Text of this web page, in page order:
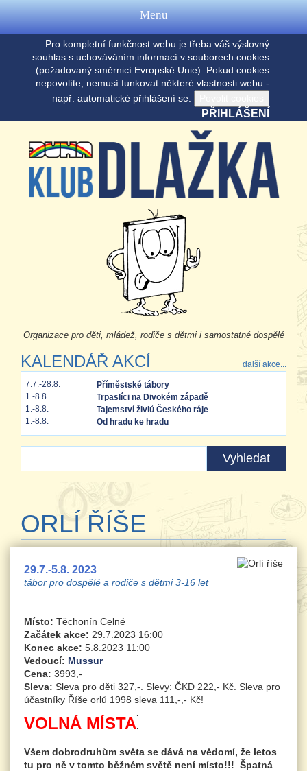
Pro kompletní funkčnost webu je třeba váš výslovný
souhlas s uchováváním informací v souborech cookies
(požadovaný směrnicí Evropské Unie). Pokud cookies
nepovolíte, nemusí funkovat některé vlastnosti webu -
např. automatické přihlášení se.
PŘIHLÁŠENÍ
Organizace pro děti, mládež, rodiče s dětmi i samostatné dospělé
KALENDÁŘ AKCÍ další akce...
7.7.-28.8.
Příměstské tábory
1.-8.8.
Trpaslíci na Divokém západě
1.-8.8.
Tajemství živlů Českého ráje
1.-8.8.
Od hradu ke hradu
ORLÍ ŘÍŠE
29.7.-5.8. 2023
tábor pro dospělé a rodiče s dětmi 3-16 let
Místo: Těchonín Celné
Začátek akce: 29.7.2023 16:00
Konec akce: 5.8.2023 11:00
Vedoucí: Mussur
Cena: 3993,-
Sleva: Sleva pro děti 327,-. Slevy: ČKD 222,- Kč. Sleva pro
účastníky Říše orlů 1998 sleva 111,-,- Kč!
VOLNÁ MÍSTA
.
.
Všem dobrodruhům světa se dává na vědomí, že letos
tu pro ně v tomto běžném světě není místo!!! Špatná